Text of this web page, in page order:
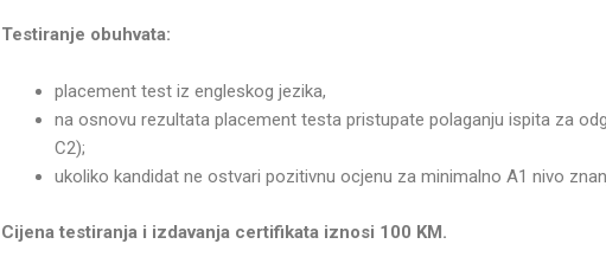
Testiranje obuhvata:
placement test iz engleskog jezika,
na osnovu rezultata placement testa pristupate polaganju ispita za
C2);
ukoliko kandidat ne ostvari pozitivnu ocjenu za minimalno A1 nivo
Cijena testiranja i izdavanja certifikata iznosi 100 KM.